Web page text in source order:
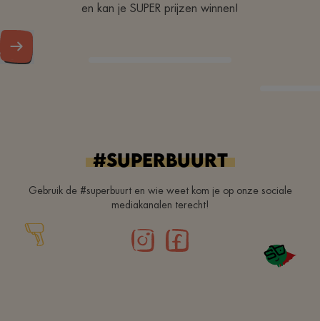
en kan je SUPER prijzen winnen!
#superbuurt
Gebruik de #superbuurt en wie weet kom je op onze sociale
mediakanalen terecht!